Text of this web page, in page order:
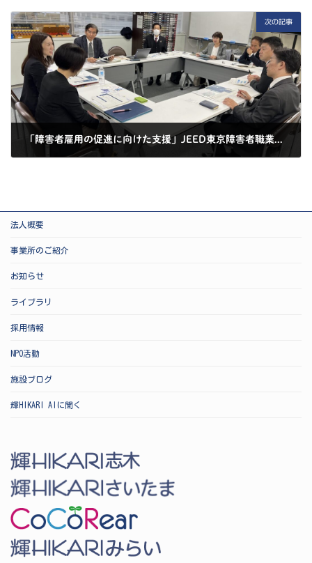
次の記事
「障害者雇用の促進に向けた支援」JEED東京障害者職業センター 多摩支所を視察:東京都立川市
法人概要
事業所のご紹介
お知らせ
ライブラリ
採用情報
NPO活動
施設ブログ
輝HIKARI AIに聞く